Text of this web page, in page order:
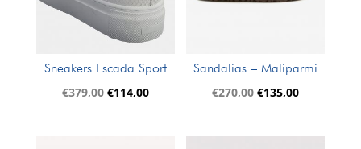
Sneakers Escada Sport
€379,00 El
€114,00El
Sandalias – Maliparmi
€270,00 El
original
€135,00El
actual